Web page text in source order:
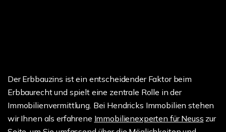
Der Erbbauzins ist ein entscheidender Faktor beim
Erbbaurecht und spielt eine zentrale Rolle in der
Immobilienvermittlung. Bei Hendricks Immobilien stehen
wir Ihnen als erfahrene Immobilienexperten für Neuss zur